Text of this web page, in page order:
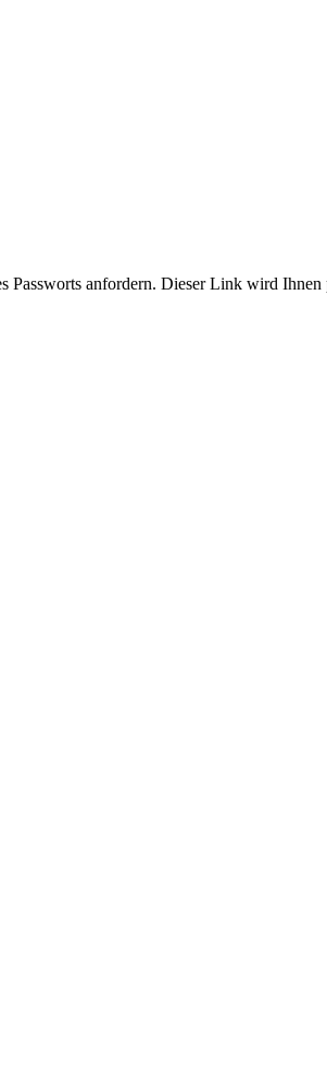
anfordern. Dieser Link wird